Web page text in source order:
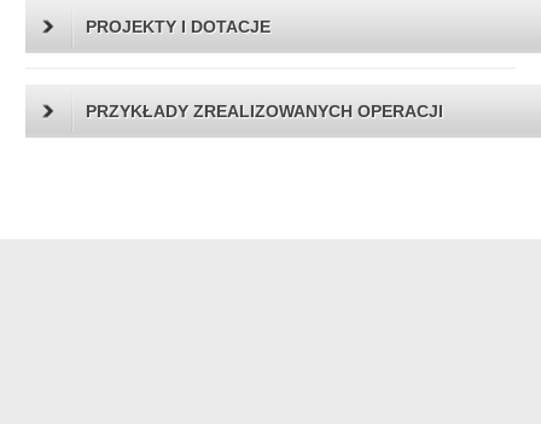
PROJEKTY I DOTACJE
PRZYKŁADY ZREALIZOWANYCH OPERACJI